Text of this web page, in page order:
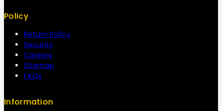
Policy
Return Policy
Security
Careers
Sitemap
FAQs
Information